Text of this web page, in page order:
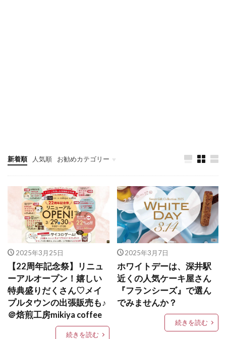
新着順 人気順 お勧めカテゴリー
新店/閉店/RN
2025年3月25日
【22周年記念祭】リニュ
ーアルオープン！嬉しい
特典盛りだくさん♡メイ
プルタウンの出張販売も♪
＠焙煎工房mikiya coffee
続きを読む
2025年3月7日
ホワイトデーは、深井駅
近くの人気ケーキ屋さん
『フランシーズ』で選ん
でみませんか？
続きを読む